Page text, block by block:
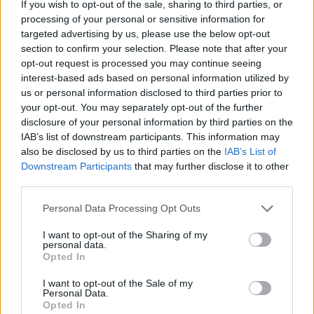
If you wish to opt-out of the sale, sharing to third parties, or
processing of your personal or sensitive information for
targeted advertising by us, please use the below opt-out
section to confirm your selection. Please note that after your
opt-out request is processed you may continue seeing
interest-based ads based on personal information utilized by
us or personal information disclosed to third parties prior to
your opt-out. You may separately opt-out of the further
disclosure of your personal information by third parties on the
IAB’s list of downstream participants. This information may
also be disclosed by us to third parties on the IAB’s List of
Downstream Participants that may further disclose it to other
Please note that this website/app uses one or more Google
not limited to your visit or usage behaviour. You may click to
grant or deny consent to Google and its third-party tags to
use your data for below specified purposes in below Google
consent section.
Personal Data Processing Opt Outs
I want to opt-out of the Sharing of my
personal data.
Opted In
I want to opt-out of the Sale of my
Personal Data.
Opted In
Mindjárt szerda, pakolunk, csomagolunk, feltöltjük a
kamerákat. És, hogy miért? Mert újra fiatalnak akarjuk
magunkat érezni, ezért a SZIN-ről fogunk tudósítani.
tovább
2010. 08. 23.|Kultúrpart